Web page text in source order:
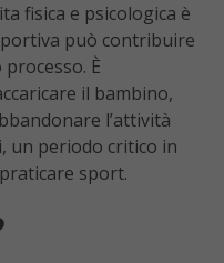
fisica e psicologica è
può contribuire
È
il bambino,
l’attività
un periodo critico in
sport.